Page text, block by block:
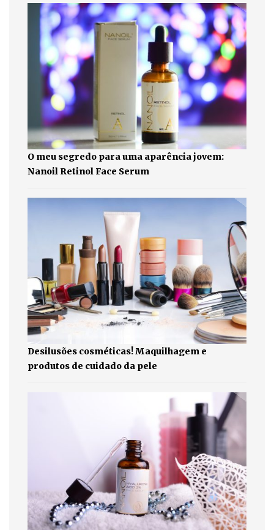
O meu segredo para uma aparência jovem:
Nanoil Retinol Face Serum
Desilusões cosméticas! Maquilhagem e
produtos de cuidado da pele